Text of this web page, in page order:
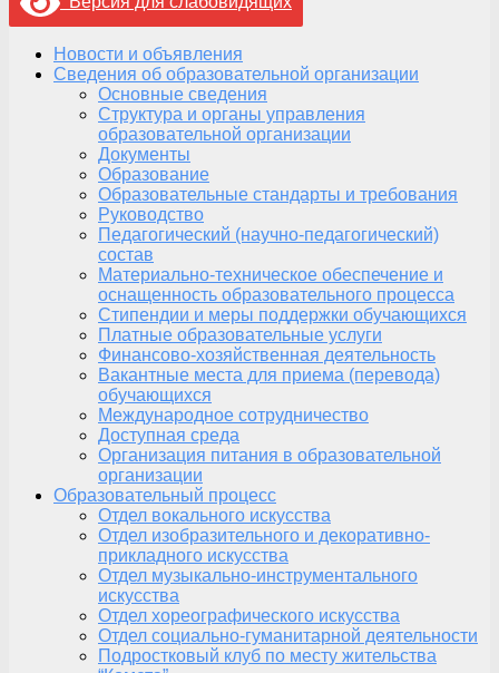
Новости и объявления
Сведения об образовательной организации
Основные сведения
Структура и органы управления
образовательной организации
Документы
Образование
Образовательные стандарты и требования
Руководство
Педагогический (научно-педагогический)
состав
Материально-техническое обеспечение и
оснащенность образовательного процесса
Стипендии и меры поддержки обучающихся
Платные образовательные услуги
Финансово-хозяйственная деятельность
Вакантные места для приема (перевода)
обучающихся
Международное сотрудничество
Доступная среда
Организация питания в образовательной
организации
Образовательный процесс
Отдел вокального искусства
Отдел изобразительного и декоративно-
прикладного искусства
Отдел музыкально-инструментального
искусства
Отдел хореографического искусства
Отдел социально-гуманитарной деятельности
Подростковый клуб по месту жительства